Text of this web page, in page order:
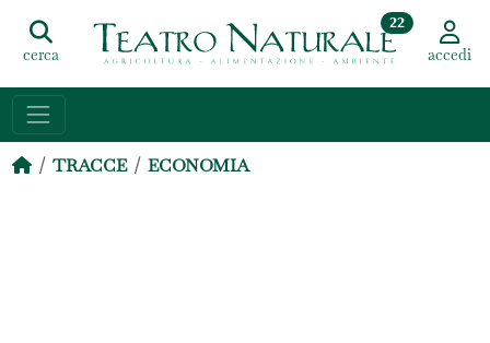
cerca
22
accedi
TRACCE ECONOMIA